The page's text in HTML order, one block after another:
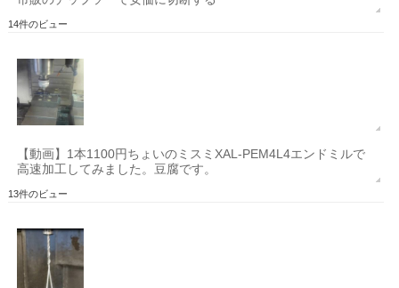
14件のビュー
【動画】1本1100円ちょいのミスミXAL-PEM4L4エンドミルで
高速加工してみました。豆腐です。
13件のビュー